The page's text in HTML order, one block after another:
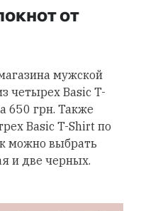
от
мужской
четырех Basic T-
650 грн. Также
Basic T-Shirt по
можно выбрать
и две черных.